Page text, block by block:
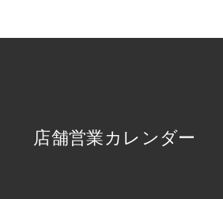
店舗営業カレンダー